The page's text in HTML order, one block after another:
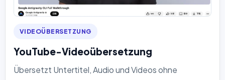
VIDEOÜBERSETZUNG
YouTube-Videoübersetzung
Übersetzt Untertitel, Audio und Videos ohne